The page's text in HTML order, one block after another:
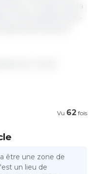
face à l’impact de la
à des ajustements
directs
/ Union
Vu 62 fois
être une zone de
un lieu de